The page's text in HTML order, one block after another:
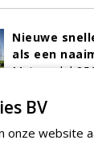
Nieuwe
als een
Met model
belucht
fairways en
BV
onze website